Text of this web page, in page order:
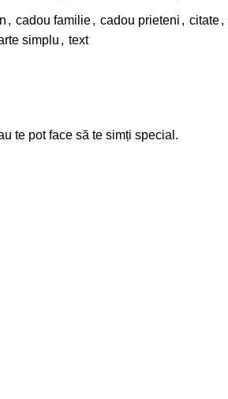
, cadou familie, cadou prieteni , citate,
simplu , text
te pot face să te simți special.